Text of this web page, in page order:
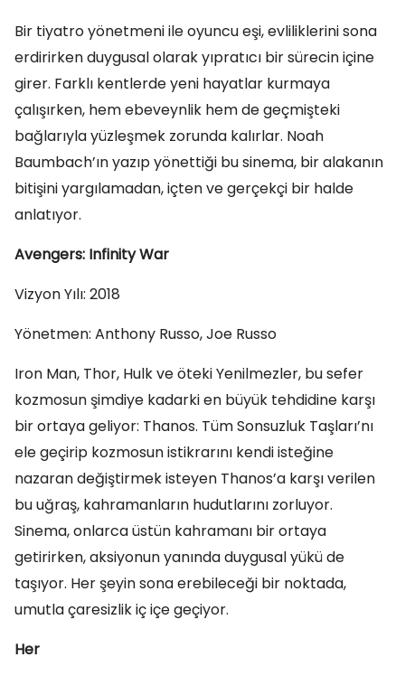
Bir tiyatro yönetmeni ile oyuncu eşi, evliliklerini sona
erdirirken duygusal olarak yıpratıcı bir sürecin içine
girer. Farklı kentlerde yeni hayatlar kurmaya
çalışırken, hem ebeveynlik hem de geçmişteki
bağlarıyla yüzleşmek zorunda kalırlar. Noah
Baumbach’ın yazıp yönettiği bu sinema, bir alakanın
bitişini yargılamadan, içten ve gerçekçi bir halde
anlatıyor.
Avengers: Infinity War
Vizyon Yılı: 2018
Yönetmen: Anthony Russo, Joe Russo
Iron Man, Thor, Hulk ve öteki Yenilmezler, bu sefer
kozmosun şimdiye kadarki en büyük tehdidine karşı
bir ortaya geliyor: Thanos. Tüm Sonsuzluk Taşları’nı
ele geçirip kozmosun istikrarını kendi isteğine
nazaran değiştirmek isteyen Thanos’a karşı verilen
bu uğraş, kahramanların hudutlarını zorluyor.
Sinema, onlarca üstün kahramanı bir ortaya
getirirken, aksiyonun yanında duygusal yükü de
taşıyor. Her şeyin sona erebileceği bir noktada,
umutla çaresizlik iç içe geçiyor.
Her